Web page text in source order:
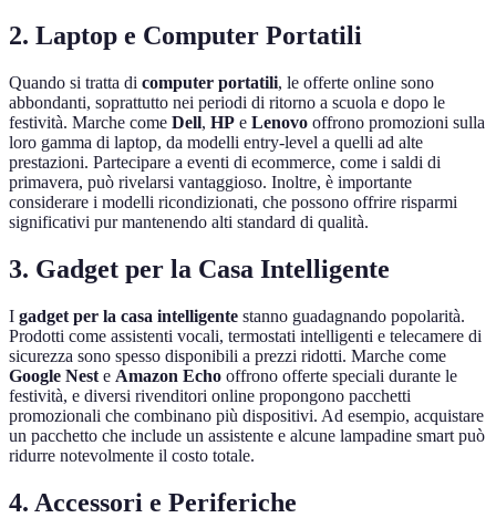
2. Laptop e Computer Portatili
Quando si tratta di computer portatili, le offerte online sono
abbondanti, soprattutto nei periodi di ritorno a scuola e dopo le
festività. Marche come Dell, HP e Lenovo offrono promozioni sulla
loro gamma di laptop, da modelli entry-level a quelli ad alte
prestazioni. Partecipare a eventi di ecommerce, come i saldi di
primavera, può rivelarsi vantaggioso. Inoltre, è importante
considerare i modelli ricondizionati, che possono offrire risparmi
significativi pur mantenendo alti standard di qualità.
3. Gadget per la Casa Intelligente
I gadget per la casa intelligente stanno guadagnando popolarità.
Prodotti come assistenti vocali, termostati intelligenti e telecamere di
sicurezza sono spesso disponibili a prezzi ridotti. Marche come
Google Nest e Amazon Echo offrono offerte speciali durante le
festività, e diversi rivenditori online propongono pacchetti
promozionali che combinano più dispositivi. Ad esempio, acquistare
un pacchetto che include un assistente e alcune lampadine smart può
ridurre notevolmente il costo totale.
4. Accessori e Periferiche